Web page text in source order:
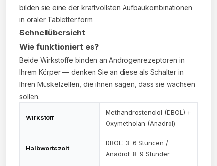
bilden sie eine der kraftvollsten Aufbaukombinationen
in oraler Tablettenform.
Schnellübersicht
Wie funktioniert es?
Beide Wirkstoffe binden an Androgenrezeptoren in
Ihrem Körper — denken Sie an diese als Schalter in
Ihren Muskelzellen, die ihnen sagen, dass sie wachsen
sollen.
Wirkstoff
Methandrostenolol (DBOL) +
Oxymetholan (Anadrol)
Halbwertszeit
DBOL: 3–6 Stunden /
Anadrol: 8–9 Stunden